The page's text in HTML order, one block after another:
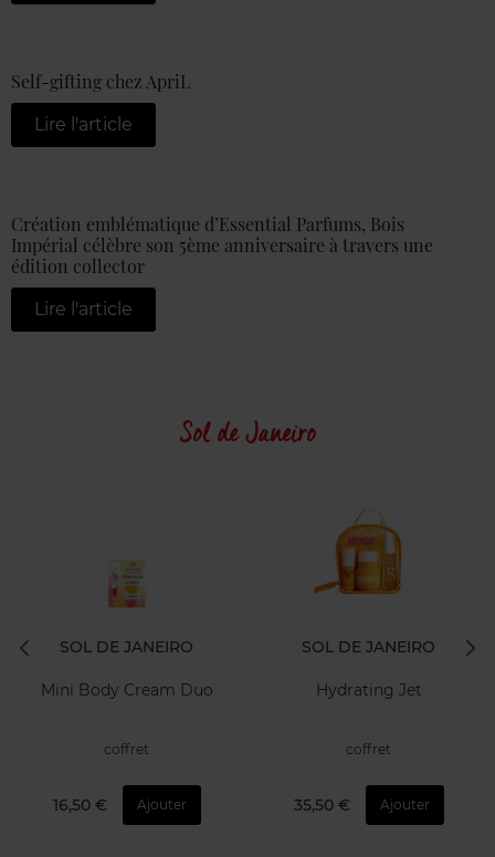
Self-gifting chez ApriL
Lire l'article
Création emblématique d’Essential Parfums, Bois
Impérial célèbre son 5ème anniversaire à travers une
édition collector
Lire l'article
Sol de Janeiro
SOL DE JANEIRO
Mini Body Cream Duo
coffret
16,50 € Ajouter
SOL DE JANEIRO
Hydrating Jet
coffret
35,50 € Ajouter